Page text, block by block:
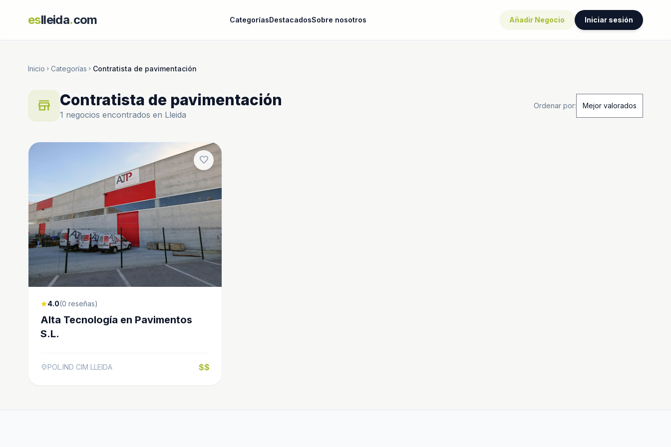
eslleida.com CategoríasDestacadosSobre nosotros Añadir Negocio Iniciar sesión
Inicio chevron_right Categorías chevron_right Contratista de pavimentación
store Contratista de pavimentación
1 negocios encontrados en Lleida
Ordenar por:
favorite
star4.0(0 reseñas)
Alta Tecnología en Pavimentos
S.L.
location_on POL.IND CIM LLEIDA $$